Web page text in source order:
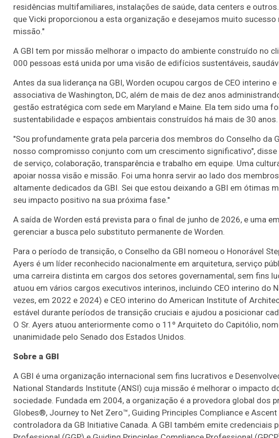
residências multifamiliares, instalações de saúde, data centers e
que Vicki proporcionou a esta organização e desejamos muito
missão."
A GBI tem por missão melhorar o impacto do ambiente construído no
000 pessoas está unida por uma visão de edifícios sustentáveis,
Antes da sua liderança na GBI, Worden ocupou cargos de CEO interino
associativa de Washington, DC, além de mais de dez anos
gestão estratégica com sede em Maryland e Maine. Ela tem sido uma
sustentabilidade e espaços ambientais construídos há mais de 30 anos.
"Sou profundamente grata pela parceria dos membros do Conselho da
nosso compromisso conjunto com um crescimento significativo", disse
de serviço, colaboração, transparência e trabalho em equipe. Uma
apoiar nossa visão e missão. Foi uma honra servir ao lado dos
altamente dedicados da GBI. Sei que estou deixando a GBI em ótimas
seu impacto positivo na sua próxima fase."
A saída de Worden está prevista para o final de junho de 2026, e uma
gerenciar a busca pelo substituto permanente de Worden.
Para o período de transição, o Conselho da GBI nomeou o Honorável
Ayers é um líder reconhecido nacionalmente em arquitetura, serviço
uma carreira distinta em cargos dos setores governamental, sem fins
atuou em vários cargos executivos interinos, incluindo CEO interino do
vezes, em 2022 e 2024) e CEO interino do American Institute of
estável durante períodos de transição cruciais e ajudou a posicionar
O Sr. Ayers atuou anteriormente como o 11º Arquiteto do Capitólio,
unanimidade pelo Senado dos Estados Unidos.
Sobre a GBI
A GBI é uma organização internacional sem fins lucrativos e
National Standards Institute (ANSI) cuja missão é melhorar o impacto
sociedade. Fundada em 2004, a organização é a provedora global dos
Globes®, Journey to Net Zero™, Guiding Principles Compliance e
controladora da GB Initiative Canada. A GBI também emite credenciais